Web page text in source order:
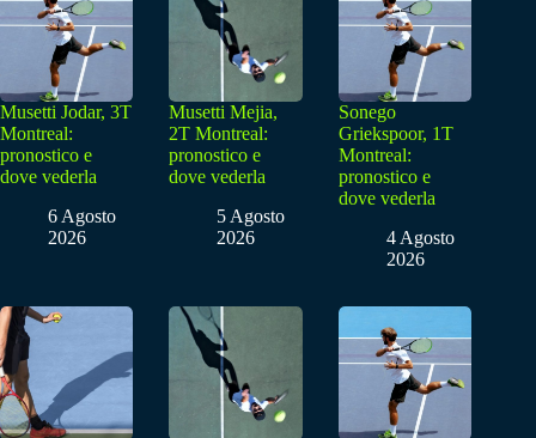
Musetti Jodar, 3T
Montreal:
pronostico e
dove vederla
6 Agosto
2026
Musetti Mejia,
2T Montreal:
pronostico e
dove vederla
5 Agosto
2026
Sonego
Griekspoor, 1T
Montreal:
pronostico e
dove vederla
4 Agosto
2026